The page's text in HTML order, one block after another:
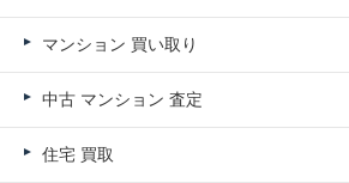
マンション 買い取り
中古 マンション 査定
住宅 買取